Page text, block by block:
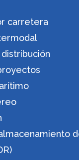
carretera